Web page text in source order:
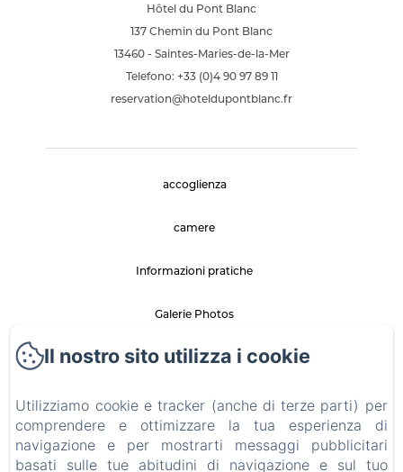
Hôtel du Pont Blanc
137 Chemin du Pont Blanc
13460 - Saintes-Maries-de-la-Mer
Telefono: +33 (0)4 90 97 89 11
reservation@hoteldupontblanc.fr
accoglienza
camere
Informazioni pratiche
Galerie Photos
Visita la regione
Vos Activités
RIEN QUE POUR VOUS !
Il nostro sito utilizza i cookie
Utilizziamo cookie e tracker (anche di terze parti) per
comprendere e ottimizzare la tua esperienza di
navigazione e per mostrarti messaggi pubblicitari
basati sulle tue abitudini di navigazione e sul tuo